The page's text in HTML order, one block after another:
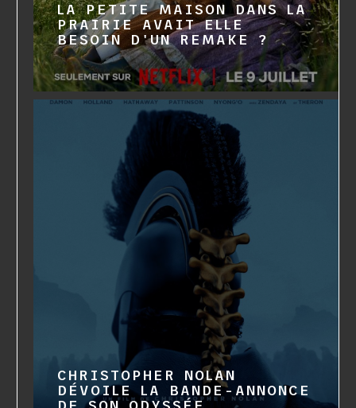
LA PETITE MAISON DANS LA
PRAIRIE AVAIT ELLE
BESOIN D'UN REMAKE ?
CHRISTOPHER NOLAN
DÉVOILE LA BANDE-ANNONCE